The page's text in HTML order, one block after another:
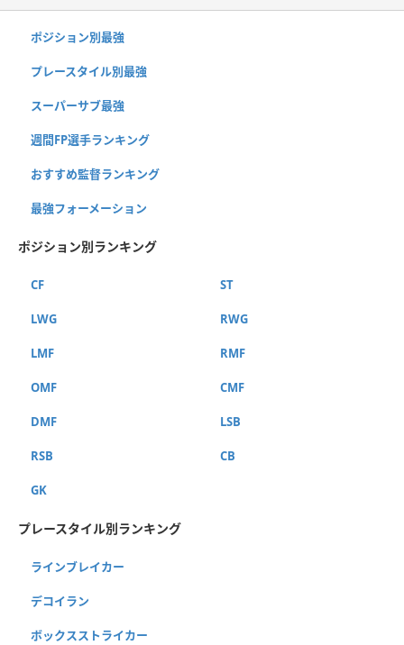
ポジション別最強
プレースタイル別最強
スーパーサブ最強
週間FP選手ランキング
おすすめ監督ランキング
最強フォーメーション
ポジション別ランキング
CF ST
LWG RWG
LMF RMF
OMF CMF
DMF LSB
RSB CB
GK
プレースタイル別ランキング
ラインブレイカー
デコイラン
ボックスストライカー